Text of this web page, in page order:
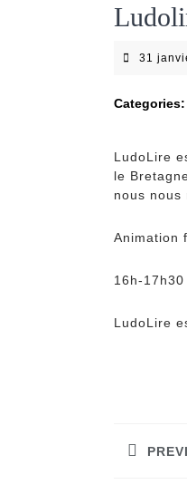
31
Categories:
LudoLire
le
nous nous
Animation
16h-
LudoLire
de